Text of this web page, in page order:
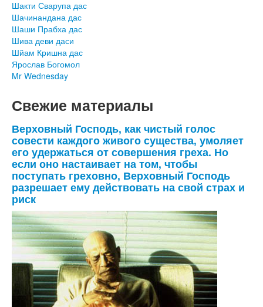
Шакти Сварупа дас
Шачинандана дас
Шаши Прабха дас
Шива деви даси
Шйам Кришна дас
Ярослав Богомол
Mr Wednesday
Свежие материалы
Верховный Господь, как чистый голос
совести каждого живого существа, умоляет
его удержаться от совершения греха. Но
если оно настаивает на том, чтобы
поступать греховно, Верховный Господь
разрешает ему действовать на свой страх и
риск